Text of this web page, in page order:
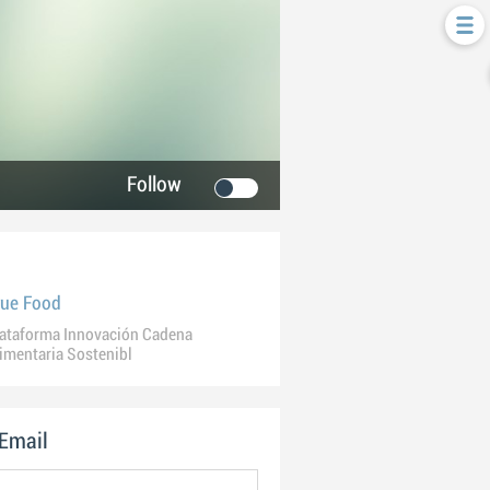
Follow
Food
Innovación Cadena
Sostenibl